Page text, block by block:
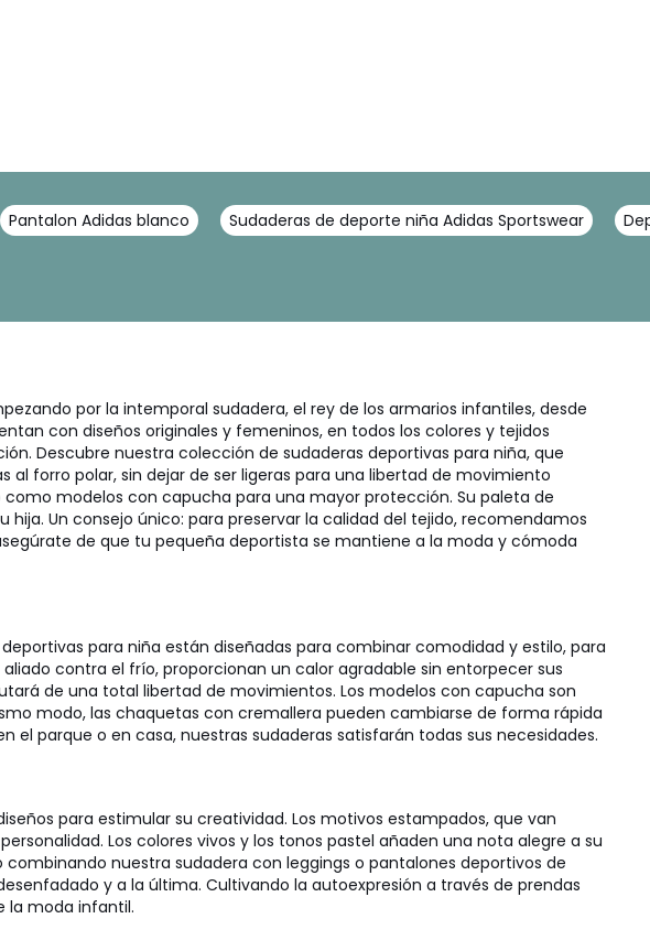
Pantalon Adidas blanco Sudaderas de deporte niña Adidas Sportswear
por la intemporal sudadera, el rey de los armarios infantiles, desde
con diseños originales y femeninos, en todos los colores y tejidos
Descubre nuestra colección de sudaderas deportivas para niña, que
forro polar, sin dejar de ser ligeras para una libertad de movimiento
modelos con capucha para una mayor protección. Su paleta de
Un consejo único: para preservar la calidad del tejido, recomendamos
de que tu pequeña deportista se mantiene a la moda y cómoda
para niña están diseñadas para combinar comodidad y estilo, para
contra el frío, proporcionan un calor agradable sin entorpecer sus
de una total libertad de movimientos. Los modelos con capucha son
modo, las chaquetas con cremallera pueden cambiarse de forma rápida
parque o en casa, nuestras sudaderas satisfarán todas sus necesidades.
para estimular su creatividad. Los motivos estampados, que van
Los colores vivos y los tonos pastel añaden una nota alegre a su
nuestra sudadera con leggings o pantalones deportivos de
y a la última. Cultivando la autoexpresión a través de prendas
la moda infantil.